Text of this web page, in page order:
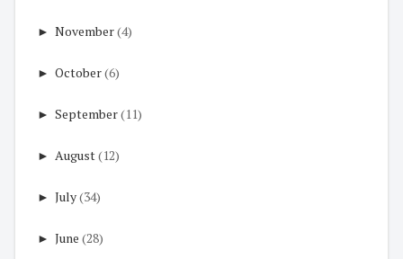
► November(4)
► October(6)
► September(11)
► August(12)
► July(34)
► June (28)